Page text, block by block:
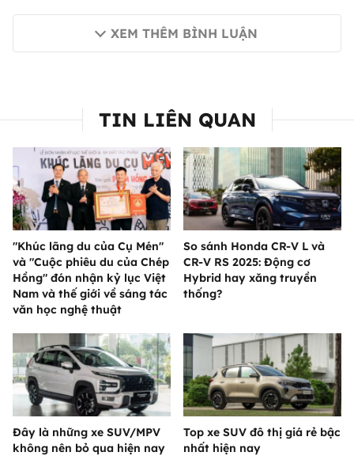
XEM THÊM BÌNH LUẬN
TIN LIÊN QUAN
"Khúc lãng du của Cụ Mén"
và "Cuộc phiêu du của Chép
Hồng" đón nhận kỷ lục Việt
Nam và thế giới về sáng tác
văn học nghệ thuật
So sánh Honda CR-V L và
CR-V RS 2025: Động cơ
Hybrid hay xăng truyền
thống?
Đây là những xe SUV/MPV
không nên bỏ qua hiện nay
Top xe SUV đô thị giá rẻ bậc
nhất hiện nay